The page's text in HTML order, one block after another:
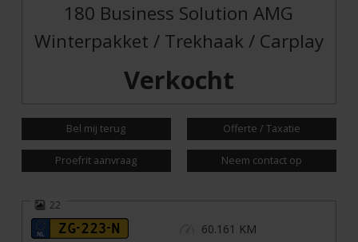
180 Business Solution AMG
Winterpakket / Trekhaak / Carplay
Verkocht
ZG-223-N
60.161 KM
22
Bel mij terug Offerte / Taxatie
Proefrit aanvraag Neem contact op